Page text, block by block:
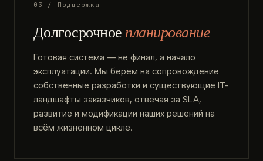
03 / Поддержка
Долгосрочное планирование
Готовая система — не финал, а начало
эксплуатации. Мы берём на сопровождение
собственные разработки и существующие IT-
ландшафты заказчиков, отвечая за SLA,
развитие и модификации наших решений на
всём жизненном цикле.